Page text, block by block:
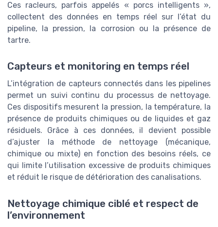
Ces racleurs, parfois appelés « porcs intelligents »,
collectent des données en temps réel sur l’état du
pipeline, la pression, la corrosion ou la présence de
tartre.
Capteurs et monitoring en temps réel
L’intégration de capteurs connectés dans les pipelines
permet un suivi continu du processus de nettoyage.
Ces dispositifs mesurent la pression, la température, la
présence de produits chimiques ou de liquides et gaz
résiduels. Grâce à ces données, il devient possible
d’ajuster la méthode de nettoyage (mécanique,
chimique ou mixte) en fonction des besoins réels, ce
qui limite l’utilisation excessive de produits chimiques
et réduit le risque de détérioration des canalisations.
Nettoyage chimique ciblé et respect de
l’environnement